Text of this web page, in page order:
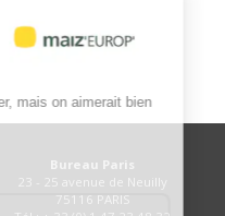
Bureau Paris
23 - 25 avenue de Neuilly
75116 PARIS
de
mais on aimerait bien